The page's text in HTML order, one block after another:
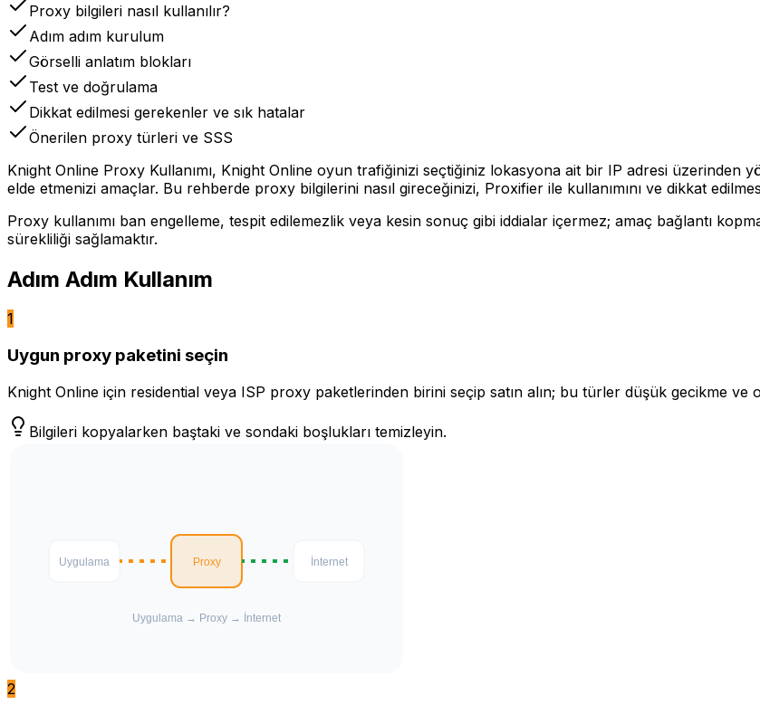
Proxy bilgileri nasıl kullanılır?
Adım adım kurulum
Görselli anlatım blokları
Test ve doğrulama
Dikkat edilmesi gerekenler ve sık hatalar
Önerilen proxy türleri ve SSS
Knight Online Proxy Kullanımı, Knight Online oyun trafiğinizi seçtiğiniz lokasyona ait bir IP adresi üzerinden
elde etmenizi amaçlar. Bu rehberde proxy bilgilerini nasıl gireceğinizi, Proxifier ile kullanımını ve dikkat
Proxy kullanımı ban engelleme, tespit edilemezlik veya kesin sonuç gibi iddialar içermez; amaç bağlantı
sürekliliği sağlamaktır.
Adım Adım Kullanım
1
Uygun proxy paketini seçin
Knight Online için residential veya ISP proxy paketlerinden birini seçip satın alın; bu türler düşük gecikme ve
Bilgileri kopyalarken baştaki ve sondaki boşlukları temizleyin.
2